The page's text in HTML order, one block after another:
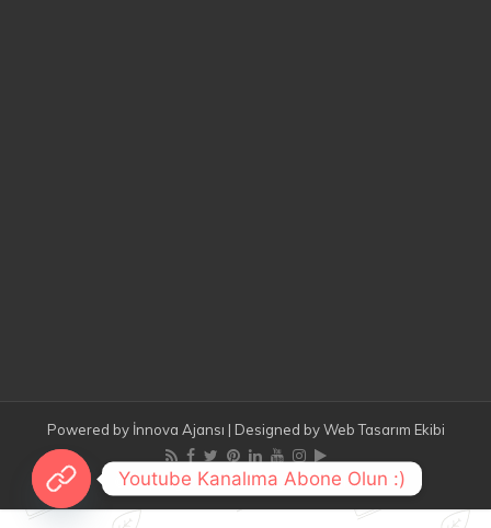
Powered by İnnova Ajansı | Designed byWeb Tasarım Ekibi
© Copyright 2026, All Rights Reserved
Youtube Kanalıma Abone Olun :)